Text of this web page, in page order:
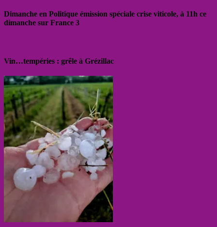
Dimanche en Politique émission spéciale crise viticole, à 11h ce
dimanche sur France 3
Vin…tempéries : grêle à Grézillac